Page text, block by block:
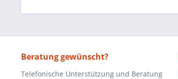
Beratung gewünscht?
Telefonische Unterstützung und Beratung